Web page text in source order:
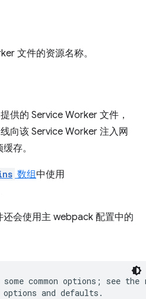
文件的资源名称。
提供的 Service Worker 文件，
向该 Service Worker 注入网
存。
数组中使用
还会使用主 webpack 配置中的
common options; see the
and defaults.